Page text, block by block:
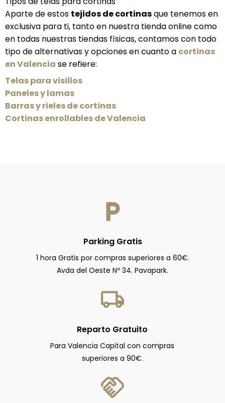
Aparte de estos tejidos de cortinasque tenemos en
exclusiva para ti, tanto en nuestra tienda online como
en todas nuestras tiendas físicas, contamos con todo
tipo de alternativas y opciones en cuanto a cortinas
en Valencia se refiere:
Telas para visillos
Paneles y lamas
Barras y rieles de cortinas
Cortinas enrollables de Valencia
Parking Gratis
1 hora Gratis por compras superiores a 60€.
Avda del Oeste Nº 34. Pavapark.
Reparto Gratuito
Para Valencia Capital con compras
superiores a 90€.